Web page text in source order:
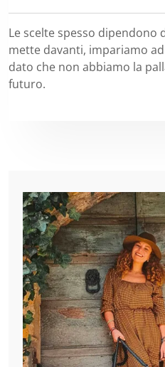
Le scelte spesso dipendono
mette davanti, impariamo
dato che non abbiamo la
futuro.